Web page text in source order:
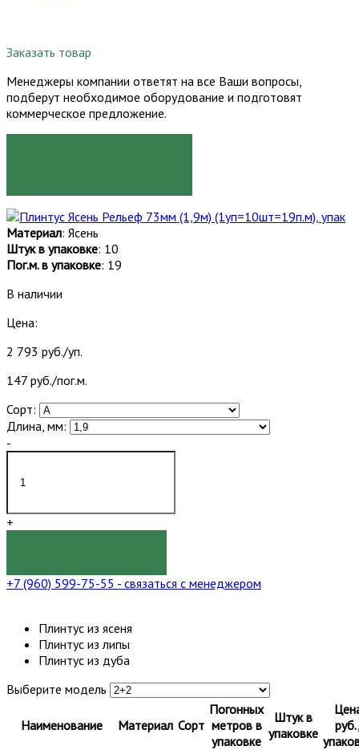
Заказать товар
Менеджеры компании ответят на все Ваши вопросы,
подберут необходимое оборудование и подготовят
коммерческое предложение.
Материал: Ясень
Штук в упаковке: 10
Пог.м. в упаковке: 19
В наличии
Цена:
2 793 руб./уп.
147 руб./пог.м.
Сорт:
Длина, мм:
-
+
+7 (960) 599-75-55 - связаться с менеджером
Плинтус из ясеня
Плинтус из липы
Плинтус из дуба
Выберите модель
Наименование Материал Сорт
Погонных
метров в
упаковке
Штук в
упаковке